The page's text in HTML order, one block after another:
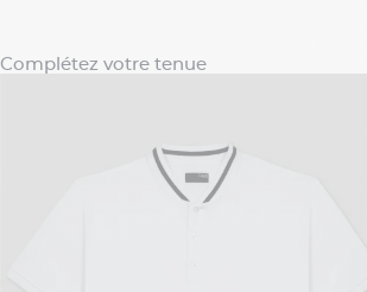
Complétez votre tenue